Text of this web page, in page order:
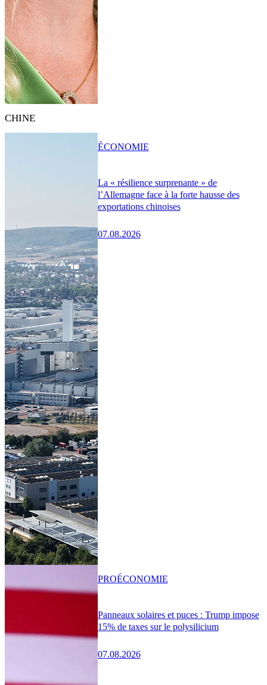
CHINE
La « résilience surprenante » de
l’Allemagne face à la forte hausse des
exportations chinoises
07.08.2026
ÉCONOMIE
Panneaux solaires et puces : Trump impose
15% de taxes sur le polysilicium
07.08.2026
PROÉCONOMIE